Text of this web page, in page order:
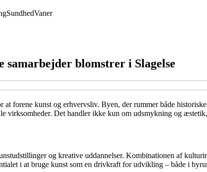
SundhedVaner
samarbejder blomstrer i Slagelse
at forene kunst og erhvervsliv. Byen, der rummer både
virksomheder. Det handler ikke kun om udsmykning og
og kreative uddannelser. Kombinationen af
i at bruge kunst som en drivkraft for udvikling – både i